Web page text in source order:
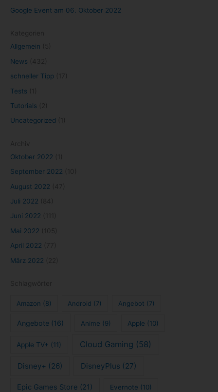
Google Event am 06. Oktober 2022
Allgemein
News
schneller Tipp
Tests
Tutorials
Uncategorized
Oktober 2022
September 2022
August 2022
Juli 2022
Juni 2022
Mai 2022
April 2022
März 2022
Amazon (8) Android (7) Angebot (7)
Angebote(16) Anime (9) Apple (10)
Apple TV+ (11) Cloud Gaming (58)
Disney+ (26) DisneyPlus (27)
Epic Games Store (21) Evernote (10)